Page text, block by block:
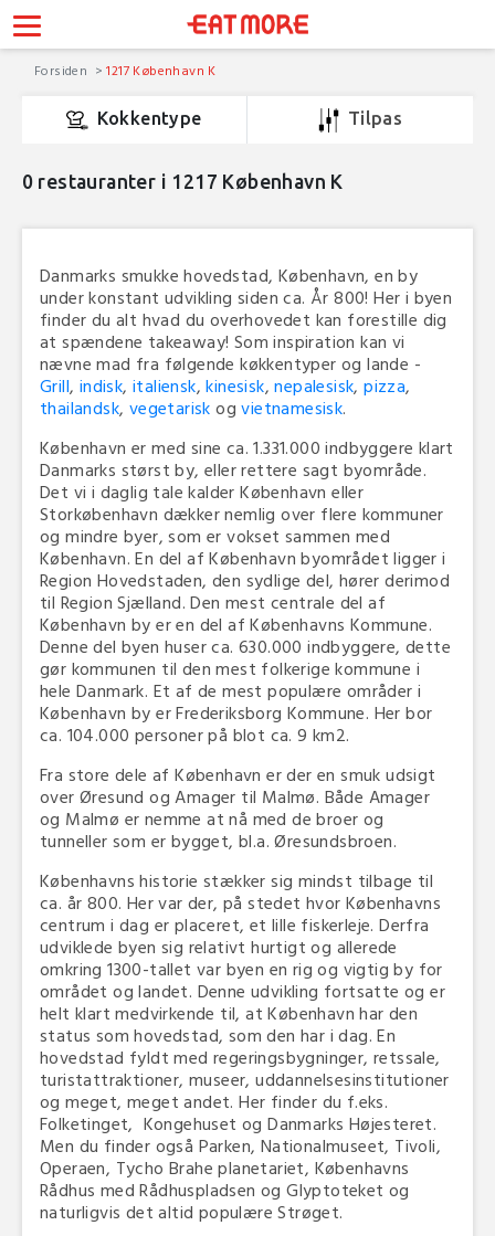
Forsiden 1217 København K
Kokkentype Tilpas
0 restauranter i 1217 København K
Danmarks smukke hovedstad, København, en by
under konstant udvikling siden ca. År 800! Her i byen
finder du alt hvad du overhovedet kan forestille dig
at spændene takeaway! Som inspiration kan vi
nævne mad fra følgende køkkentyper og lande -
Grill, indisk,italiensk,kinesisk,nepalesisk,pizza,
thailandsk, vegetarisk ogvietnamesisk.
København er med sine ca. 1.331.000 indbyggere klart
Danmarks størst by, eller rettere sagt byområde.
Det vi i daglig tale kalder København eller
Storkøbenhavn dækker nemlig over flere kommuner
og mindre byer, som er vokset sammen med
København. En del af København byområdet ligger i
Region Hovedstaden, den sydlige del, hører derimod
til Region Sjælland. Den mest centrale del af
København by er en del af Københavns Kommune.
Denne del byen huser ca. 630.000 indbyggere, dette
gør kommunen til den mest folkerige kommune i
hele Danmark. Et af de mest populære områder i
København by er Frederiksborg Kommune. Her bor
ca. 104.000 personer på blot ca. 9 km2.
Fra store dele af København er der en smuk udsigt
over Øresund og Amager til Malmø. Både Amager
og Malmø er nemme at nå med de broer og
tunneller som er bygget, bl.a. Øresundsbroen.
Københavns historie stækker sig mindst tilbage til
ca. år 800. Her var der, på stedet hvor Københavns
centrum i dag er placeret, et lille fiskerleje. Derfra
udviklede byen sig relativt hurtigt og allerede
omkring 1300-tallet var byen en rig og vigtig by for
området og landet. Denne udvikling fortsatte og er
helt klart medvirkende til, at København har den
status som hovedstad, som den har i dag. En
hovedstad fyldt med regeringsbygninger, retssale,
turistattraktioner, museer, uddannelsesinstitutioner
og meget, meget andet. Her finder du f.eks.
Folketinget, Kongehuset og Danmarks Højesteret.
Men du finder også Parken, Nationalmuseet, Tivoli,
Operaen, Tycho Brahe planetariet, Københavns
Rådhus med Rådhuspladsen og Glyptoteket og
naturligvis det altid populære Strøget.